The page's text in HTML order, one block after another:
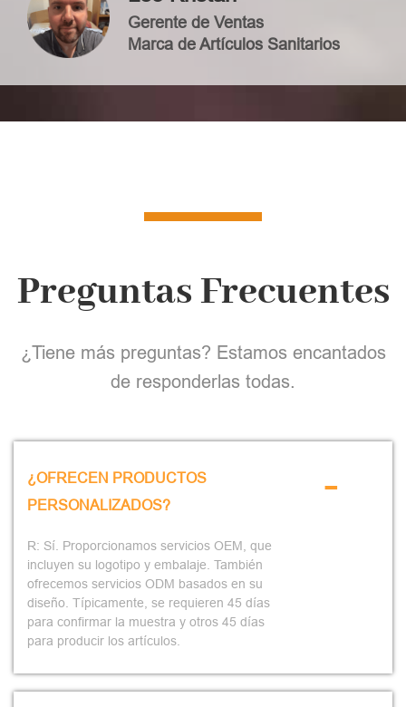
Gerente de Ventas
Marca de Artículos Sanitarios
Preguntas Frecuentes
¿Tiene más preguntas? Estamos encantados
de responderlas todas.
¿OFRECEN PRODUCTOS
PERSONALIZADOS?
R: Sí. Proporcionamos servicios OEM, que
incluyen su logotipo y embalaje. También
ofrecemos servicios ODM basados en su
diseño. Típicamente, se requieren 45 días
para confirmar la muestra y otros 45 días
para producir los artículos.
-